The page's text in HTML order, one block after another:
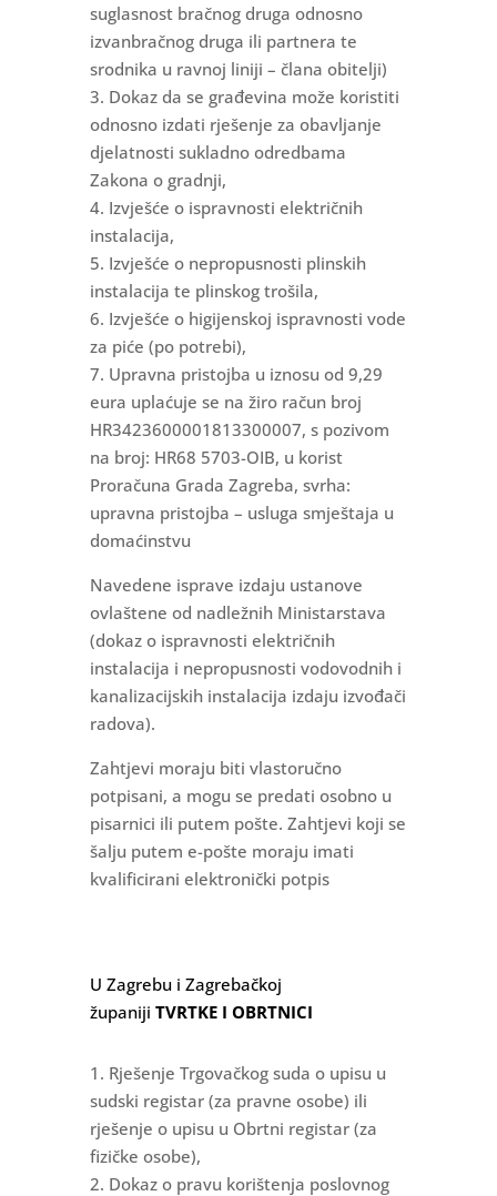
suglasnost bračnog druga odnosno
izvanbračnog druga ili partnera te
srodnika u ravnoj liniji – člana obitelji)
3. Dokaz da se građevina može koristiti
odnosno izdati rješenje za obavljanje
djelatnosti sukladno odredbama
Zakona o gradnji,
4. Izvješće o ispravnosti električnih
instalacija,
5. Izvješće o nepropusnosti plinskih
instalacija te plinskog trošila,
6. Izvješće o higijenskoj ispravnosti vode
za piće (po potrebi),
7. Upravna pristojba u iznosu od 9,29
eura uplaćuje se na žiro račun broj
HR3423600001813300007, s pozivom
na broj: HR68 5703-OIB, u korist
Proračuna Grada Zagreba, svrha:
upravna pristojba – usluga smještaja u
domaćinstvu
Navedene isprave izdaju ustanove
ovlaštene od nadležnih Ministarstava
(dokaz o ispravnosti električnih
instalacija i nepropusnosti vodovodnih i
kanalizacijskih instalacija izdaju izvođači
radova).
Zahtjevi moraju biti vlastoručno
potpisani, a mogu se predati osobno u
pisarnici ili putem pošte. Zahtjevi koji se
šalju putem e-pošte moraju imati
kvalificirani elektronički potpis
U Zagrebu i Zagrebačkoj
županiji TVRTKE I OBRTNICI
1. Rješenje Trgovačkog suda o upisu u
sudski registar (za pravne osobe) ili
rješenje o upisu u Obrtni registar (za
fizičke osobe),
2. Dokaz o pravu korištenja poslovnog